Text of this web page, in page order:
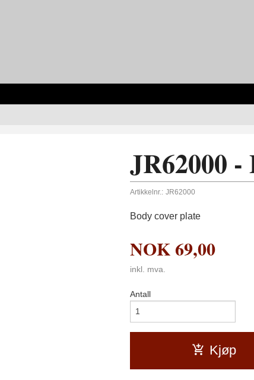
JR62000 -
Artikkelnr.: JR62000
Body cover plate
NOK69,00
inkl. mva.
Antall
Kjøp